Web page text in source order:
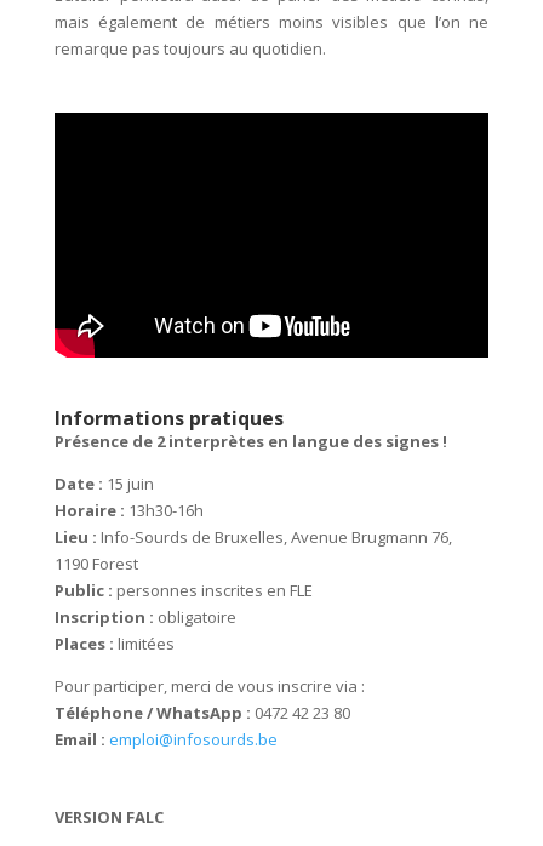
mais également de métiers moins visibles que l’on ne
remarque pas toujours au quotidien.
Informations pratiques
Présence de 2 interprètes en langue des signes !
Date : 15 juin
Horaire : 13h30-16h
Lieu : Info-Sourds de Bruxelles, Avenue Brugmann 76,
1190 Forest
Public : personnes inscrites en FLE
Inscription : obligatoire
Places : limitées
Pour participer, merci de vous inscrire via :
Téléphone / WhatsApp : 0472 42 23 80
Email : emploi@infosourds.be
VERSION FALC